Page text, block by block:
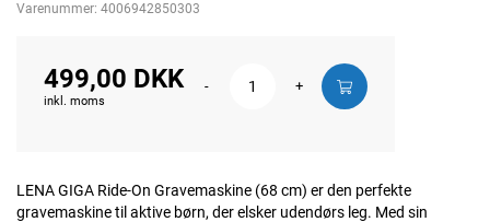
Varenummer: 4006942850303
499,00 DKK
inkl. moms
- +
LENA GIGA Ride-On Gravemaskine (68 cm) er den perfekte
gravemaskine til aktive børn, der elsker udendørs leg. Med sin